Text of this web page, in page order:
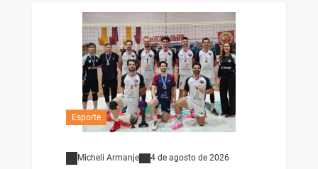
Esporte
Micheli Armanje 4 de agosto de 2026